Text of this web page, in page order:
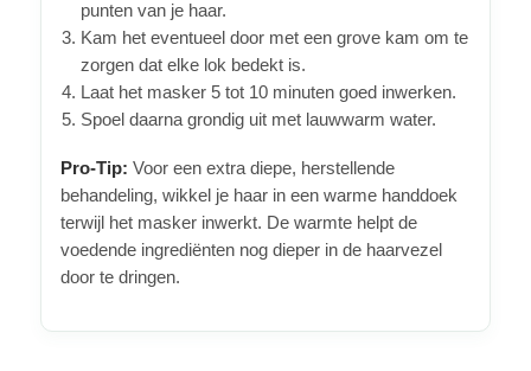
punten van je haar.
Kam het eventueel door met een grove kam om te
zorgen dat elke lok bedekt is.
Laat het masker 5 tot 10 minuten goed inwerken.
Spoel daarna grondig uit met lauwwarm water.
Pro-Tip: Voor een extra diepe, herstellende
behandeling, wikkel je haar in een warme handdoek
terwijl het masker inwerkt. De warmte helpt de
voedende ingrediënten nog dieper in de haarvezel
door te dringen.